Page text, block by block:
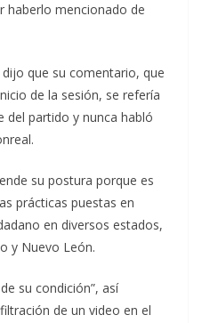
haberlo mencionado de
que su comentario, que
de la sesión, se refería
del partido y nunca habló
su postura porque es
prácticas puestas en
en diversos estados,
y Nuevo León.
su condición”, así
de un video en el